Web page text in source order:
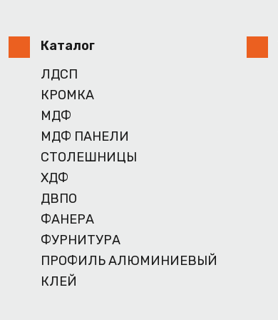
Каталог
ЛДСП
КРОМКА
МДФ
МДФ ПАНЕЛИ
СТОЛЕШНИЦЫ
ХДФ
ДВПО
ФАНЕРА
ФУРНИТУРА
ПРОФИЛЬ АЛЮМИНИЕВЫЙ
КЛЕЙ